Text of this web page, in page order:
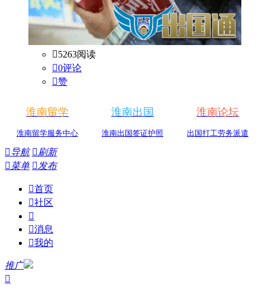
5263阅读
0评论
赞
淮南留学
淮南留学服务中心
淮南出国
淮南出国签证护照
淮南论坛
出国打工劳务派遣
导航 刷新
菜单 发布
首页
社区

消息
我的
推广
